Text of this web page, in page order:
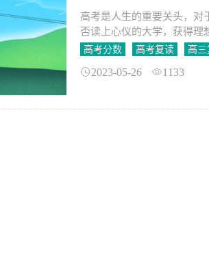
高考是人生的重要关头，对
否读上心仪的大学，获得理
高考成绩的好坏，对于每一
高考分数 高考复读 高三
2023-05-26 1133